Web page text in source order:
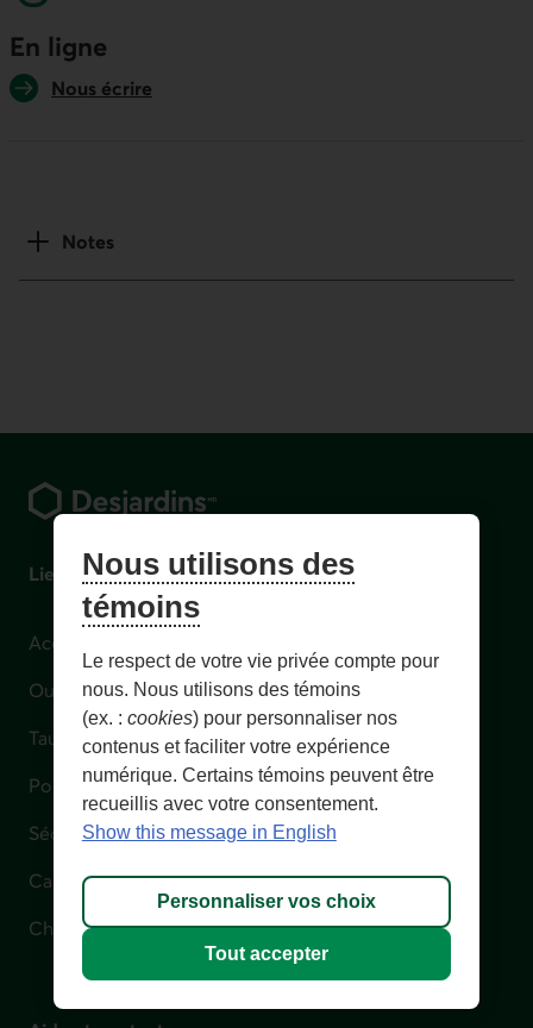
En ligne
Nous écrire
Notes
Liens utiles
Accompagnement en cas de difficulté financière
Outils et calculateurs
Taux
Points de service
Sécurité
Carte perdue, volée ou défectueuse
Changement d'adresse
Nous utilisons des
témoins
Le respect de votre vie privée compte pour
nous. Nous utilisons des témoins
(ex. : cookies) pour personnaliser nos
contenus et faciliter votre expérience
numérique. Certains témoins peuvent être
recueillis avec votre consentement.
Show this message in English
Personnaliser vos choix
Tout accepter